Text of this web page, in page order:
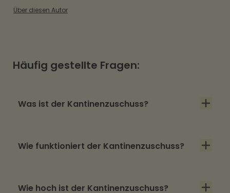
Über diesen Autor
Häufig gestellte Fragen:
Was ist der Kantinenzuschuss?
Essenszuschuss, ist ein steuerfreier
Wie funktioniert der Kantinenzuschuss?
mit dem Preis der Mahlzeit verrechnet
Wie hoch ist der Kantinenzuschuss?